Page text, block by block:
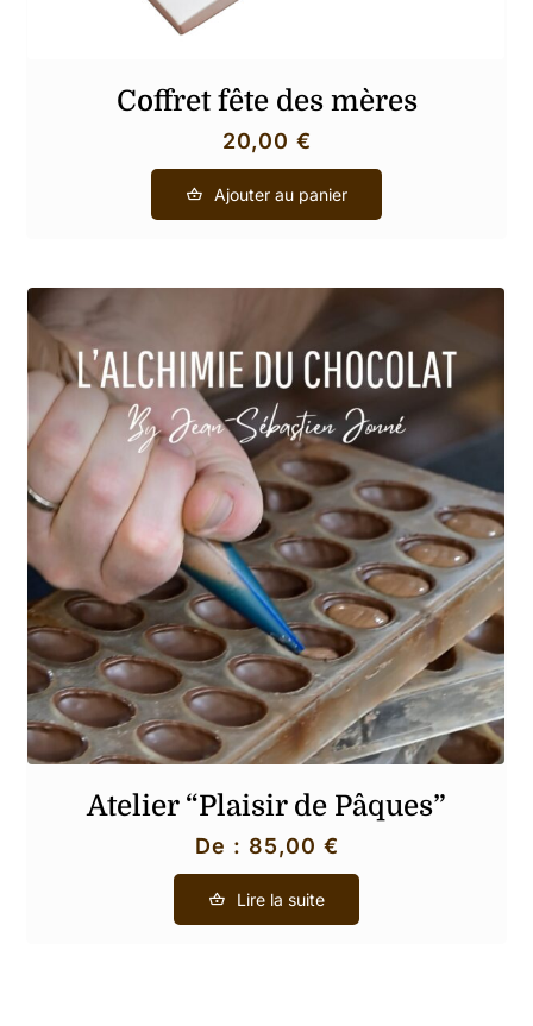
Coffret fête des mères
20,00 €
Ajouter au panier
Atelier “Plaisir de Pâques”
De : 85,00 €
Lire la suite